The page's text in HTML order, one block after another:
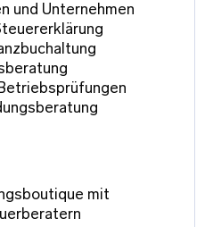
und Unternehmen
mit